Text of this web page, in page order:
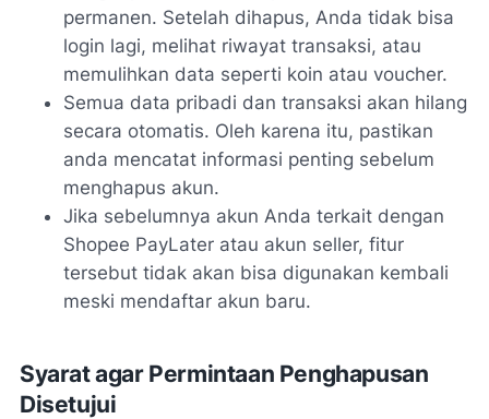
permanen. Setelah dihapus, Anda tidak bisa
login lagi, melihat riwayat transaksi, atau
memulihkan data seperti koin atau voucher.
Semua data pribadi dan transaksi akan hilang
secara otomatis. Oleh karena itu, pastikan
anda mencatat informasi penting sebelum
menghapus akun.
Jika sebelumnya akun Anda terkait dengan
Shopee PayLater atau akun seller, fitur
tersebut tidak akan bisa digunakan kembali
meski mendaftar akun baru.
Syarat agar Permintaan Penghapusan
Disetujui